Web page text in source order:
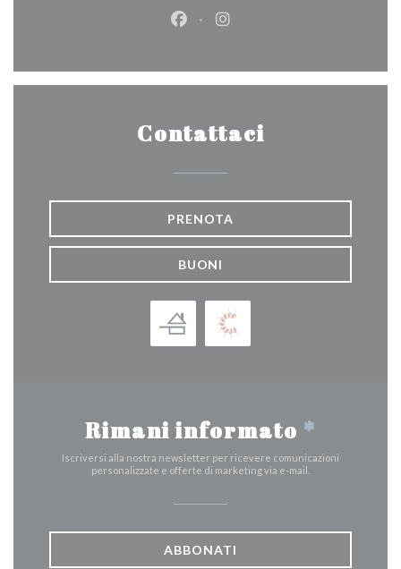
Facebook ((apre una nuova
Instagram ((apre una
Contattaci
PRENOTA
BUONI
Rimani informato *
Iscriversi alla nostra newsletter per ricevere comunicazioni
personalizzate e offerte di marketing via e-mail.
ABBONATI